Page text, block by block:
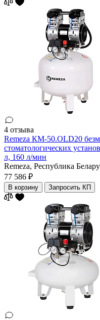
4 отзыва
Remeza КМ-50.OLD20
стоматологических
л, 160 л/мин
Remeza, Республика
77 586 ₽
В корзину Запросить КП